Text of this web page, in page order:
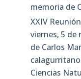
memoria de
XXIV
viernes, 5 de
de Carlos
Ciencias